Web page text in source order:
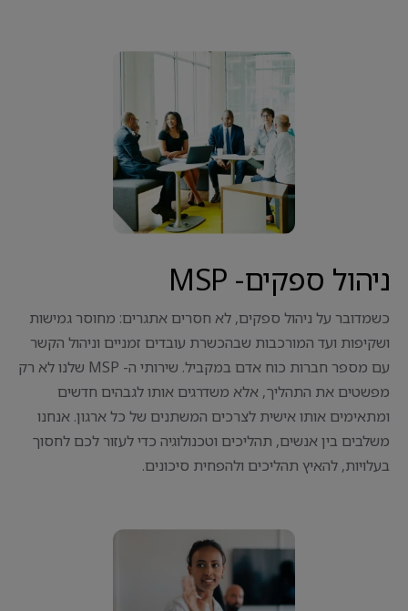
ניהול ספקים- MSP
כשמדובר על ניהול ספקים, לא חסרים אתגרים: מחוסר גמישות
ושקיפות ועד המורכבות שבהכשרת עובדים זמניים וניהול הקשר
עם מספר חברות כוח אדם במקביל. שירותי ה- MSP שלנו לא רק
מפשטים את התהליך, אלא משדרגים אותו לגבהים חדשים
ומתאימים אותו אישית לצרכים המשתנים של כל ארגון. אנחנו
משלבים בין אנשים, תהליכים וטכנולוגיה כדי לעזור לכם לחסוך
בעלויות, להאיץ תהליכים ולהפחית סיכונים.